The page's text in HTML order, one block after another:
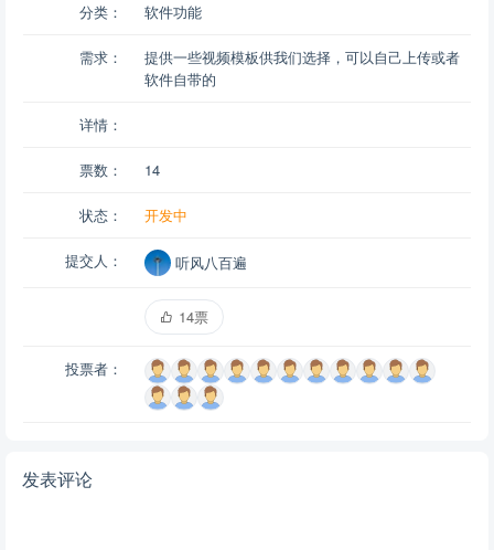
分类： 软件功能
需求：
提供一些视频模板供我们选择，可以自己上传或者
软件自带的
详情：
票数： 14
状态： 开发中
提交人： 听风八百遍
14票
投票者：
发表评论